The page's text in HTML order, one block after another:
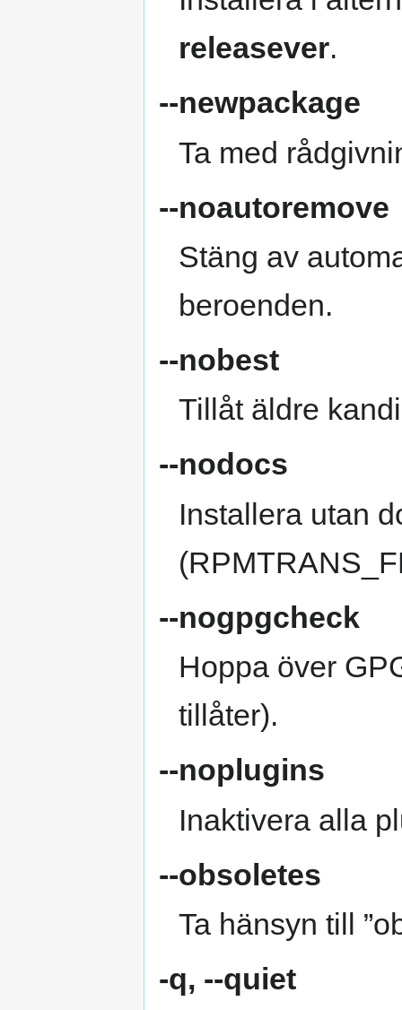
releasever.
--newpackage
Ta med
--noautoremove
Stäng av
beroenden.
--nobest
Tillåt äldre
--nodocs
Installera utan
--nogpgcheck
Hoppa över
tillåter).
--noplugins
Inaktivera alla
--obsoletes
Ta hänsyn till
-q, --quiet